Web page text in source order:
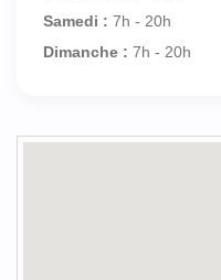
Samedi : 7h - 20h
Dimanche : 7h - 20h